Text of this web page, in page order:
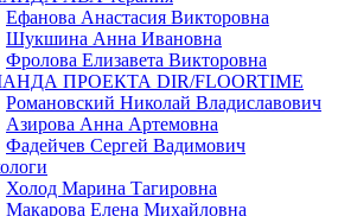
Ефанова Анастасия Викторовна
Шукшина Анна Ивановна
Фролова Елизавета Викторовна
ПРОЕКТА DIR/FLOORTIME
Романовский Николай Владиславович
Азирова Анна Артемовна
Фадейчев Сергей Вадимович
Холод Марина Тагировна
Макарова Елена Михайловна